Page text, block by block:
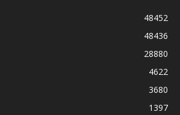
48452
48436
28880
4622
3680
1397